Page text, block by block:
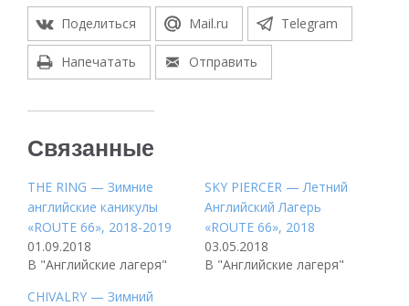
Поделиться Mail.ru Telegram
Напечатать Отправить
Связанные
THE RING — Зимние
английские каникулы
«ROUTE 66», 2018-2019
01.09.2018
В "Английские лагеря"
SKY PIERCER — Летний
Английский Лагерь
«ROUTE 66», 2018
03.05.2018
В "Английские лагеря"
CHIVALRY — Зимний